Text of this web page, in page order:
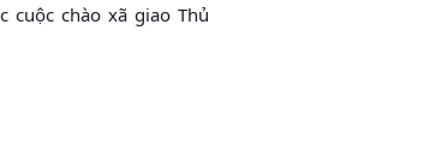
cuộc chào xã giao Thủ